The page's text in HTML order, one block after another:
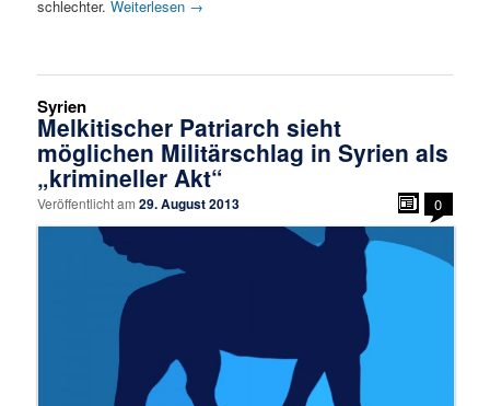
schlechter.Weiterlesen →
Syrien
Melkitischer Patriarch sieht
möglichen Militärschlag in Syrien als
„krimineller Akt“
Veröffentlicht am29. August 2013 0